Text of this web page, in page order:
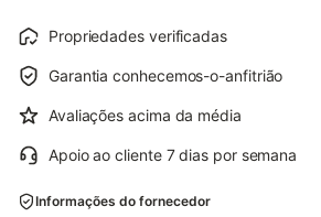
Propriedades verificadas
Garantia conhecemos-o-anfitrião
Avaliações acima da média
Apoio ao cliente 7 dias por semana
Informações do fornecedor